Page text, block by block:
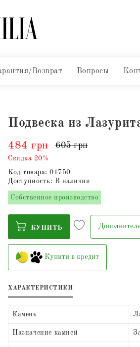
Возврат Вопросы
Подвеска из
484 грн 605 грн
Скидка 20%
Код товара: 01750
Доступность: В наличии
Собственное производство
КУПИТЬ
Купити в кредит
ХАРАКТЕРИСТИКИ
Камень
Назначение камней